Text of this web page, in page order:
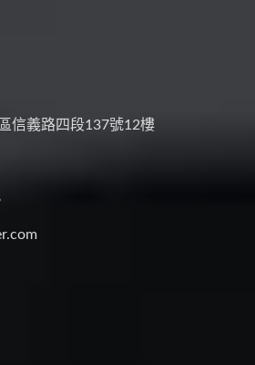
信義路四段137號12樓